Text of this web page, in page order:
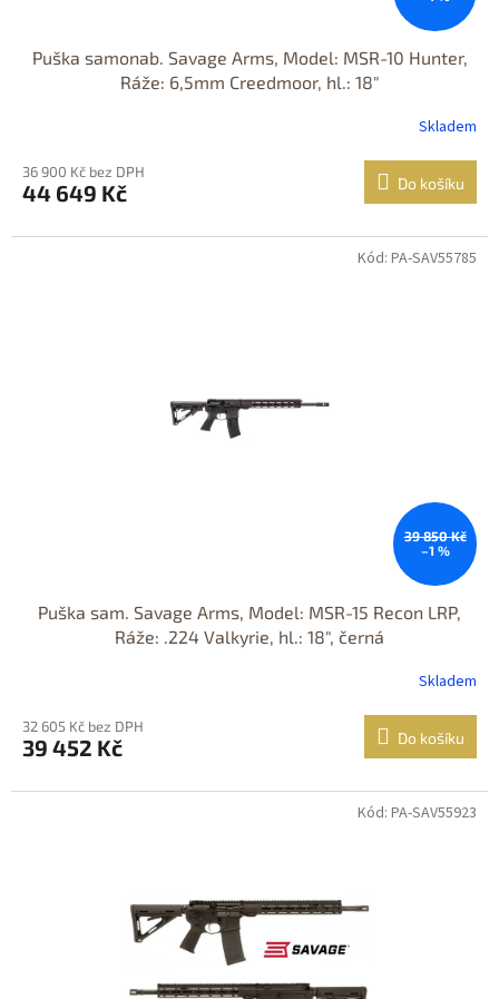
Puška samonab. Savage Arms, Model: MSR-10 Hunter,
Ráže: 6,5mm Creedmoor, hl.: 18"
Skladem
36 900 Kč bez DPH
44 649 Kč Do košíku
39 850 Kč
–1 %
Puška sam. Savage Arms, Model: MSR-15 Recon LRP,
Ráže: .224 Valkyrie, hl.: 18", černá
Skladem
32 605 Kč bez DPH
39 452 Kč Do košíku
Kód: PA-SAV55785
Kód: PA-SAV55923